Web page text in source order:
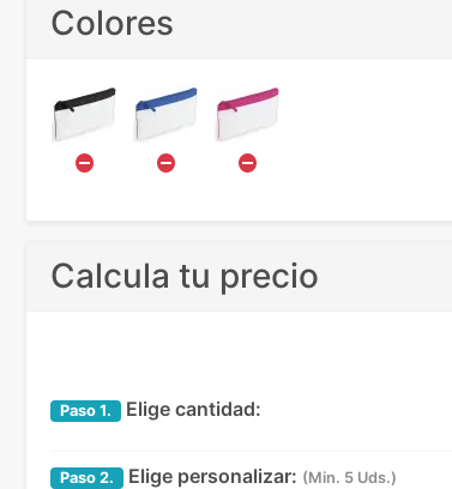
Colores
Calcula tu precio
Paso 1. Elige cantidad:
Paso 2. Elige personalizar: (Min. 5 Uds.)